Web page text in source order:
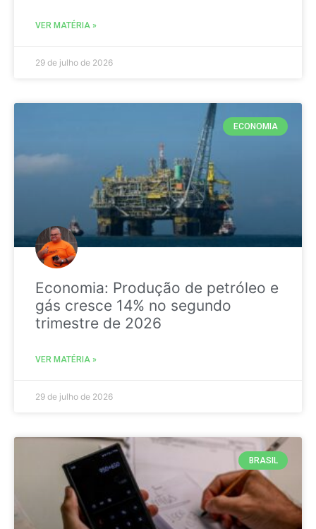
VER MATÉRIA »
29 de julho de 2026
ECONOMIA
Economia: Produção de petróleo e
gás cresce 14% no segundo
trimestre de 2026
VER MATÉRIA »
29 de julho de 2026
BRASIL